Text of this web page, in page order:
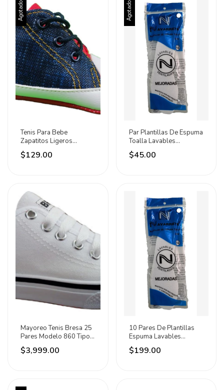
Agotado
Tenis Para Bebe
Zapatitos Ligeros
Colores Baby Bresa Ivan
St
$129.00
Agotado
Par Plantillas De Espuma
Toalla Lavables
Ventiladas Calzado
$45.00
Mayoreo Tenis Bresa 25
Pares Modelo 860 Tipo
Choclo
$3,999.00
10 Pares De Plantillas
Espuma Lavables
Ventiladas Calzado
$199.00